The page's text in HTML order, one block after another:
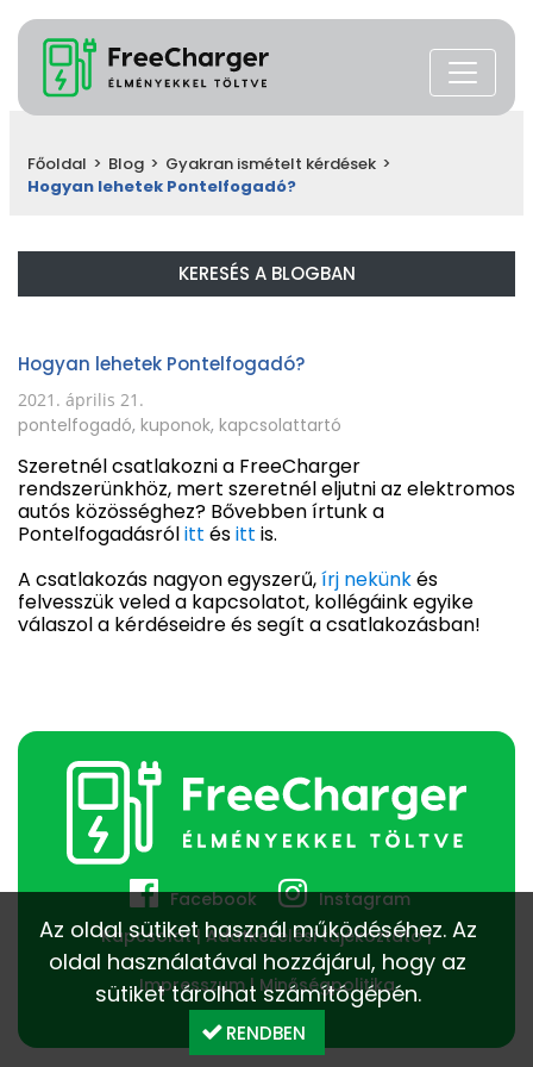
Főoldal > Blog > Gyakran ismételt kérdések >
Hogyan lehetek Pontelfogadó?
KERESÉS A BLOGBAN
Hogyan lehetek Pontelfogadó?
2021. április 21.
pontelfogadó, kuponok, kapcsolattartó
Szeretnél csatlakozni a FreeCharger
rendszerünkhöz, mert szeretnél eljutni az elektromos
autós közösséghez? Bővebben írtunk a
Pontelfogadásrólitt ésitt is.
A csatlakozás nagyon egyszerű,írj nekünkés
felvesszük veled a kapcsolatot, kollégáink egyike
válaszol a kérdéseidre és segít a csatlakozásban!
Facebook
Instagram
Kapcsolat
Adatkezelési tájékoztató
Impresszum Minőségpolitika
Az oldal sütiket használ működéséhez. Az
oldal használatával hozzájárul, hogy az
sütiket tárolhat számítógépén.
RENDBEN